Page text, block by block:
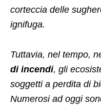
corteccia delle
ignifuga.
Tuttavia, nel tempo,
di incendi, gli
soggetti a perdita di
Numerosi ad oggi